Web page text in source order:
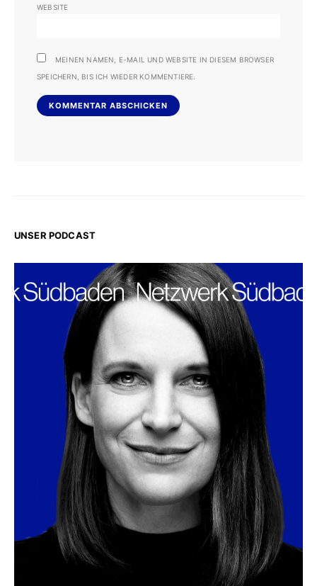
WEBSITE
MEINEN NAMEN, E-MAIL UND WEBSITE IN DIESEM BROWSER
SPEICHERN, BIS ICH WIEDER KOMMENTIERE.
UNSER PODCAST